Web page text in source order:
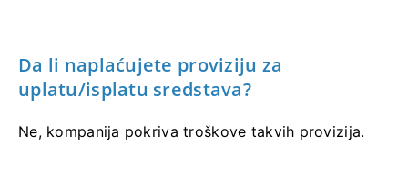
Da li naplaćujete proviziju za
uplatu/isplatu sredstava?
Ne, kompanija pokriva troškove takvih provizija.